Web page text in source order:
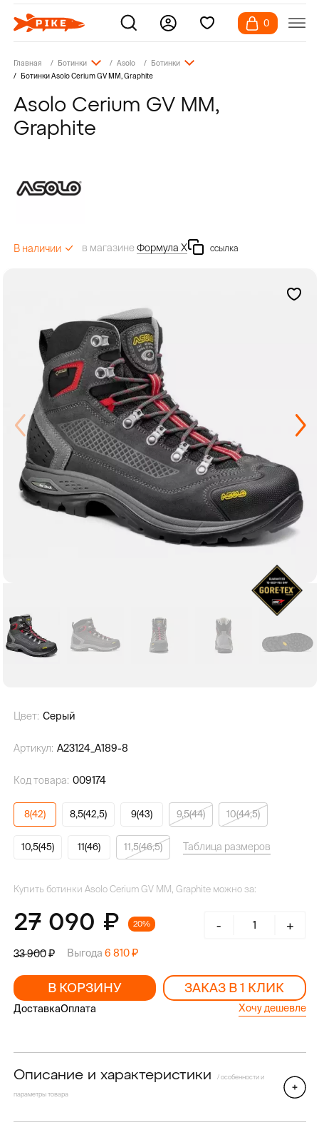
0
Главная Ботинки Asolo
Ботинки
Ботинки Asolo Cerium GV MM, Graphite
Asolo Cerium GV MM,
Graphite
В наличии в магазинеФормула Х ссылка
Цвет: Серый
Артикул: A23124_A189-8
Код товара: 009174
8(42) 8,5(42,5) 9(43) 9,5(44) 10(44,5)
10,5(45) 11(46) 11,5(46,5) Таблица размеров
Купить ботинки Asolo Cerium GV MM, Graphite можно за:
27 090 20%
33 900 Выгода 6 810
- +
В КОРЗИНУ ЗАКАЗ В 1 КЛИК
ДоставкаОплата Хочу дешевле
Описание и характеристики / особенности и
параметры товара